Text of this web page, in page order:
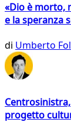
«Dio è morto,
e la speranza
di Umberto
progetto